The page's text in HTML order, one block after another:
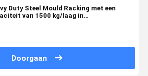
Duty Steel Mould Racking met een
van 1500 kg/laag in
Doorgaan